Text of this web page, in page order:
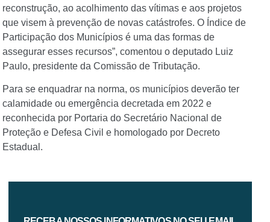
reconstrução, ao acolhimento das vítimas e aos projetos
que visem à prevenção de novas catástrofes. O Índice de
Participação dos Municípios é uma das formas de
assegurar esses recursos”, comentou o deputado Luiz
Paulo, presidente da Comissão de Tributação.
Para se enquadrar na norma, os municípios deverão ter
calamidade ou emergência decretada em 2022 e
reconhecida por Portaria do Secretário Nacional de
Proteção e Defesa Civil e homologado por Decreto
Estadual.